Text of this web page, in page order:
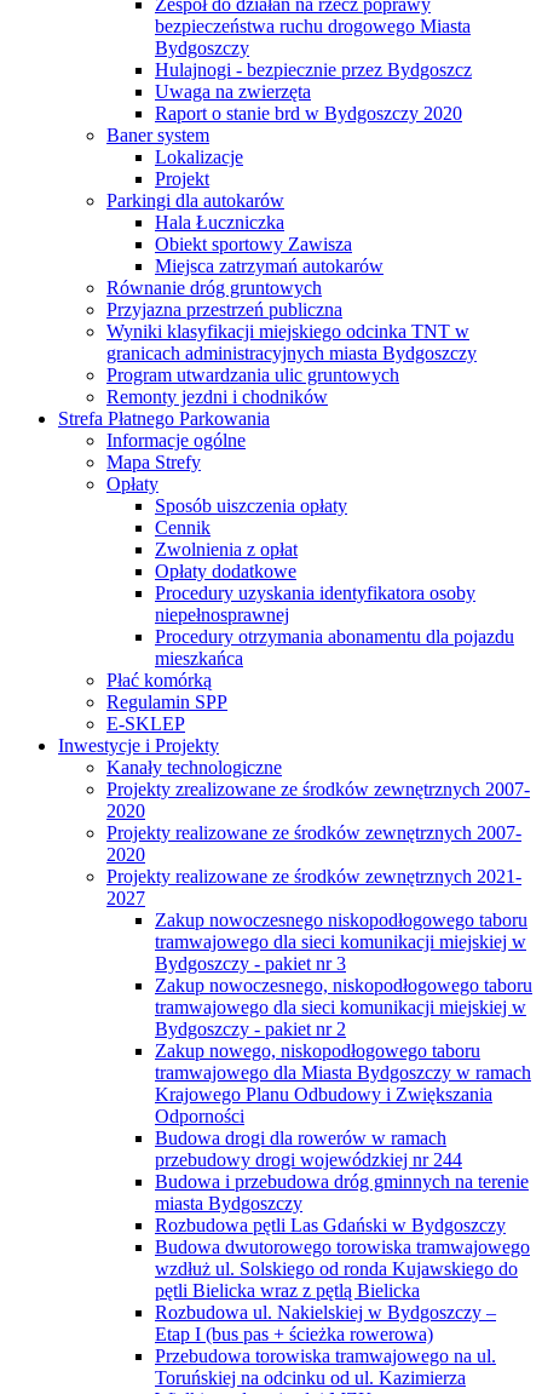
bezpieczeństwa ruchu drogowego Miasta
Bydgoszczy
Hulajnogi - bezpiecznie przez Bydgoszcz
Uwaga na zwierzęta
Raport o stanie brd w Bydgoszczy 2020
Baner system
Lokalizacje
Projekt
Parkingi dla autokarów
Hala Łuczniczka
Obiekt sportowy Zawisza
Miejsca zatrzymań autokarów
Równanie dróg gruntowych
Przyjazna przestrzeń publiczna
Wyniki klasyfikacji miejskiego odcinka TNT w
granicach administracyjnych miasta Bydgoszczy
Program utwardzania ulic gruntowych
Remonty jezdni i chodników
Strefa Płatnego Parkowania
Informacje ogólne
Mapa Strefy
Opłaty
Sposób uiszczenia opłaty
Cennik
Zwolnienia z opłat
Opłaty dodatkowe
Procedury uzyskania identyfikatora osoby
niepełnosprawnej
Procedury otrzymania abonamentu dla pojazdu
mieszkańca
Płać komórką
Regulamin SPP
E-SKLEP
Inwestycje i Projekty
Kanały technologiczne
Projekty zrealizowane ze środków zewnętrznych 2007-
2020
Projekty realizowane ze środków zewnętrznych 2007-
2020
Projekty realizowane ze środków zewnętrznych 2021-
2027
Zakup nowoczesnego niskopodłogowego taboru
tramwajowego dla sieci komunikacji miejskiej w
Bydgoszczy - pakiet nr 3
Zakup nowoczesnego, niskopodłogowego taboru
tramwajowego dla sieci komunikacji miejskiej w
Bydgoszczy - pakiet nr 2
Zakup nowego, niskopodłogowego taboru
tramwajowego dla Miasta Bydgoszczy w ramach
Krajowego Planu Odbudowy i Zwiększania
Odporności
Budowa drogi dla rowerów w ramach
przebudowy drogi wojewódzkiej nr 244
Budowa i przebudowa dróg gminnych na terenie
miasta Bydgoszczy
Rozbudowa pętli Las Gdański w Bydgoszczy
Budowa dwutorowego torowiska tramwajowego
wzdłuż ul. Solskiego od ronda Kujawskiego do
pętli Bielicka wraz z pętlą Bielicka
Rozbudowa ul. Nakielskiej w Bydgoszczy –
Etap I (bus pas + ścieżka rowerowa)
Przebudowa torowiska tramwajowego na ul.
Toruńskiej na odcinku od ul. Kazimierza